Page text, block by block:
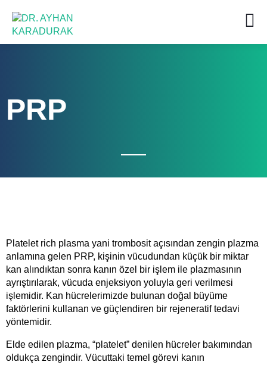
PRP
Platelet rich plasma yani trombosit açısından zengin plazma
anlamına gelen PRP, kişinin vücudundan küçük bir miktar
kan alındıktan sonra kanın özel bir işlem ile plazmasının
ayrıştırılarak, vücuda enjeksiyon yoluyla geri verilmesi
işlemidir. Kan hücrelerimizde bulunan doğal büyüme
faktörlerini kullanan ve güçlendiren bir rejeneratif tedavi
yöntemidir.
Elde edilen plazma, “platelet” denilen hücreler bakımından
oldukça zengindir. Vücuttaki temel görevi kanın